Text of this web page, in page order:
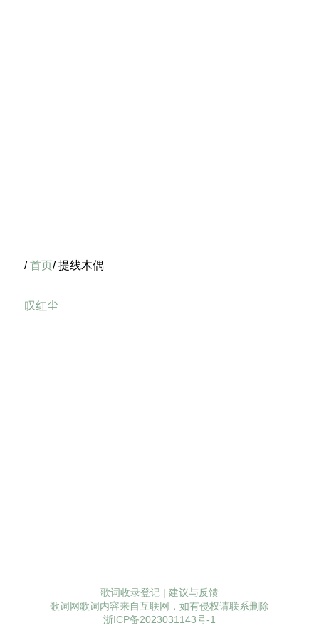
/首页/ 提线木偶
叹红尘
歌词收录登记 | 建议与反馈
歌词网歌词内容来自互联网，如有侵权请联系删除
浙ICP备2023031143号-1